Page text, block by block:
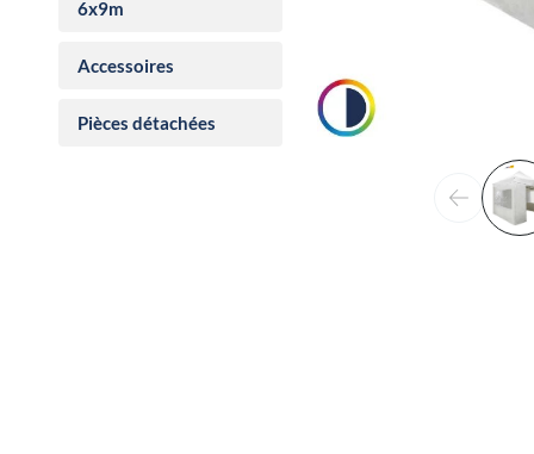
6x9m
Accessoires
Pièces détachées